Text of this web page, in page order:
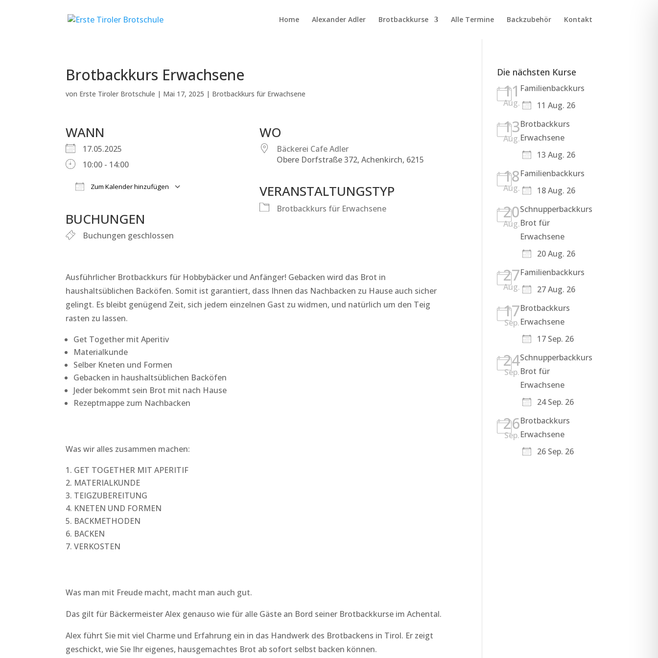
Home Alexander Adler Brotbackkurse Alle Termine Backzubehör Kontakt
Brotbackkurs Erwachsene
von Erste Tiroler Brotschule | Mai 17, 2025 | Brotbackkurs für Erwachsene
WANN
17.05.2025
10:00 - 14:00
Zum Kalender hinzufügen
BUCHUNGEN
Buchungen geschlossen
WO
Bäckerei Cafe Adler
Obere Dorfstraße 372, Achenkirch, 6215
VERANSTALTUNGSTYP
Brotbackkurs für Erwachsene
Ausführlicher Brotbackkurs für Hobbybäcker und Anfänger! Gebacken wird das Brot in
haushaltsüblichen Backöfen. Somit ist garantiert, dass Ihnen das Nachbacken zu Hause auch sicher
gelingt. Es bleibt genügend Zeit, sich jedem einzelnen Gast zu widmen, und natürlich um den Teig
rasten zu lassen.
Get Together mit Aperitiv
Materialkunde
Selber Kneten und Formen
Gebacken in haushaltsüblichen Backöfen
Jeder bekommt sein Brot mit nach Hause
Rezeptmappe zum Nachbacken
Was wir alles zusammen machen:
GET TOGETHER MIT APERITIF
MATERIALKUNDE
TEIGZUBEREITUNG
KNETEN UND FORMEN
BACKMETHODEN
BACKEN
VERKOSTEN
Was man mit Freude macht, macht man auch gut.
Das gilt für Bäckermeister Alex genauso wie für alle Gäste an Bord seiner Brotbackkurse im Achental.
Alex führt Sie mit viel Charme und Erfahrung ein in das Handwerk des Brotbackens in Tirol. Er zeigt
geschickt, wie Sie Ihr eigenes, hausgemachtes Brot ab sofort selbst backen können.
Die nächsten Kurse
11
Aug.
Familienbackkurs
11 Aug. 26
13
Aug.
Brotbackkurs
Erwachsene
13 Aug. 26
18
Aug.
Familienbackkurs
18 Aug. 26
20
Aug.
Schnupperbackkurs
Brot für
Erwachsene
20 Aug. 26
27
Aug.
Familienbackkurs
27 Aug. 26
17
Sep.
Brotbackkurs
Erwachsene
17 Sep. 26
24
Sep.
Schnupperbackkurs
Brot für
Erwachsene
24 Sep. 26
26
Sep.
Brotbackkurs
Erwachsene
26 Sep. 26